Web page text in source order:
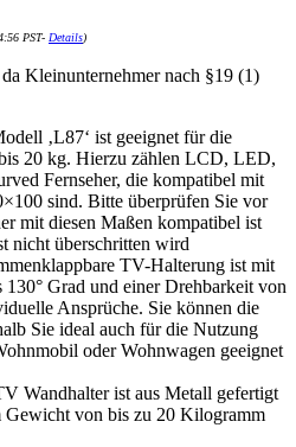
PST- Details)
Kleinunternehmer nach §19 (1)
‚L87‘ ist geeignet für die
20 kg. Hierzu zählen LCD, LED,
Fernseher, die kompatibel mit
sind. Bitte überprüfen Sie vor
mit diesen Maßen kompatibel ist
nicht überschritten wird
TV-Halterung ist mit
Grad und einer Drehbarkeit von
Ansprüche. Sie können die
Sie ideal auch für die Nutzung
oder Wohnwagen geeignet
Wandhalter ist aus Metall gefertigt
Gewicht von bis zu 20 Kilogramm